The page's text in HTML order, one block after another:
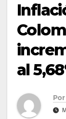
al
Por